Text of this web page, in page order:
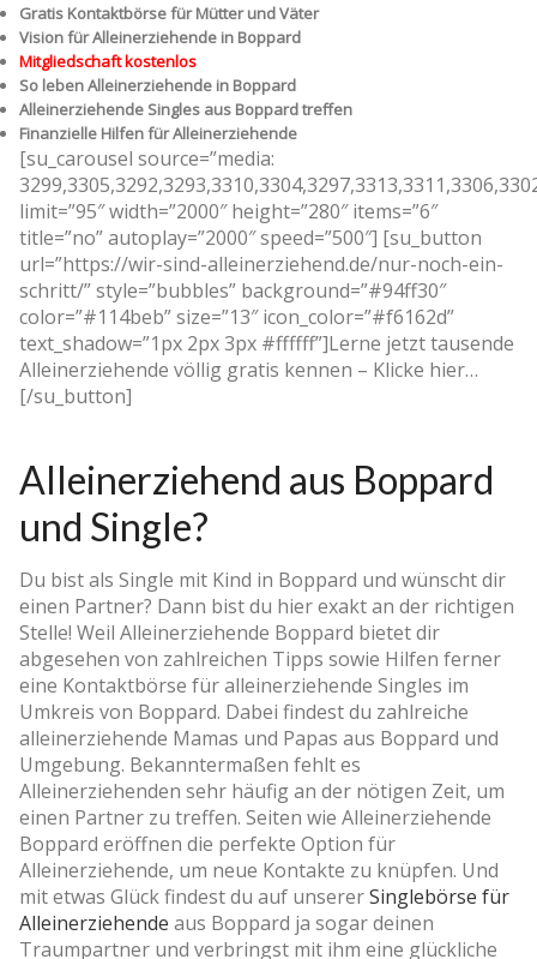
Gratis Kontaktbörse für Mütter und Väter
Vision für Alleinerziehende in Boppard
Mitgliedschaft kostenlos
So leben Alleinerziehende in Boppard
Alleinerziehende Singles aus Boppard treffen
Finanzielle Hilfen für Alleinerziehende
[su_carousel source=”media:
limit=”95″ width=”2000″ height=”280″ items=”6″
title=”no” autoplay=”2000″ speed=”500″] [su_button
url=”https://wir-sind-alleinerziehend.de/nur-noch-ein-
schritt/” style=”bubbles” background=”#94ff30″
color=”#114beb” size=”13″ icon_color=”#f6162d”
text_shadow=”1px 2px 3px #ffffff”]Lerne jetzt tausende
Alleinerziehende völlig gratis kennen – Klicke hier…
[/su_button]
Alleinerziehend aus Boppard
und Single?
Du bist als Single mit Kind in Boppard und wünscht dir
einen Partner? Dann bist du hier exakt an der richtigen
Stelle! Weil Alleinerziehende Boppard bietet dir
abgesehen von zahlreichen Tipps sowie Hilfen ferner
eine Kontaktbörse für alleinerziehende Singles im
Umkreis von Boppard. Dabei findest du zahlreiche
alleinerziehende Mamas und Papas aus Boppard und
Umgebung. Bekanntermaßen fehlt es
Alleinerziehenden sehr häufig an der nötigen Zeit, um
einen Partner zu treffen. Seiten wie Alleinerziehende
Boppard eröffnen die perfekte Option für
Alleinerziehende, um neue Kontakte zu knüpfen. Und
mit etwas Glück findest du auf unsererSinglebörse für
Alleinerziehende aus Boppard ja sogar deinen
Traumpartner und verbringst mit ihm eine glückliche